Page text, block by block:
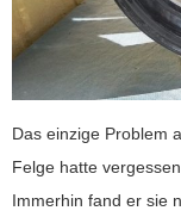
Das einzige Problem
Felge hatte
Immerhin fand er sie